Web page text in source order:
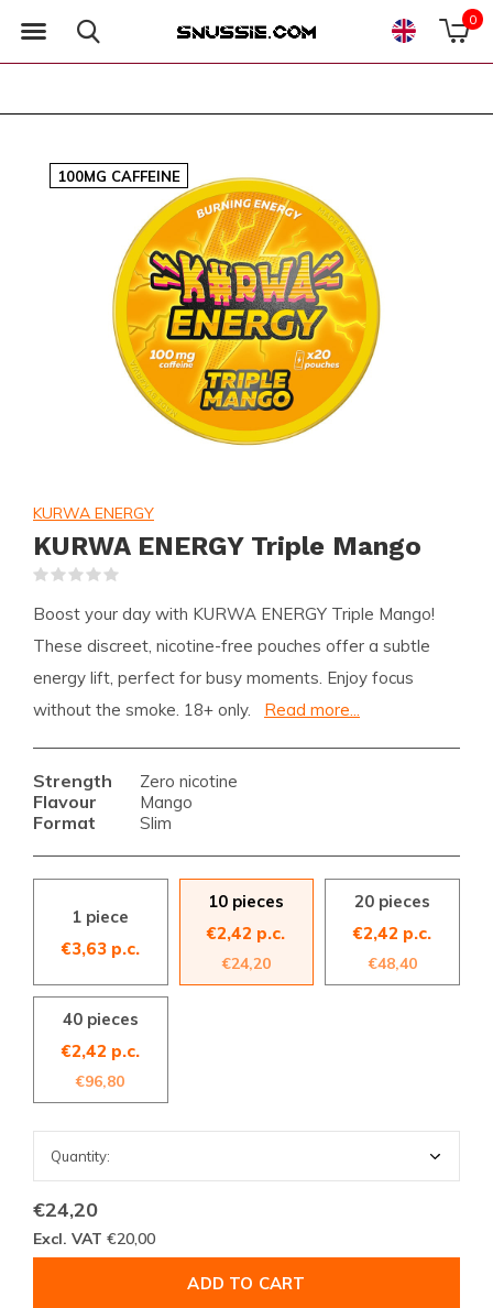
0
100MG CAFFEINE
KURWA ENERGY
KURWA ENERGY Triple Mango
Boost your day with KURWA ENERGY Triple Mango!
These discreet, nicotine-free pouches offer a subtle
energy lift, perfect for busy moments. Enjoy focus
without the smoke. 18+ only.
Read more...
Strength Zero nicotine
Flavour Mango
Format Slim
1 piece
€3,63 p.c.
10 pieces
€2,42 p.c.
€24,20
20 pieces
€2,42 p.c.
€48,40
40 pieces
€2,42 p.c.
€96,80
€24,20
Excl. VAT €20,00
ADD TO CART